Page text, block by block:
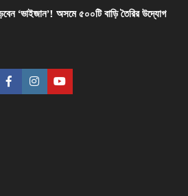
‘ভাইজান’! অসমে ৫০০টি বাড়ি তৈরির উদ্যোগ